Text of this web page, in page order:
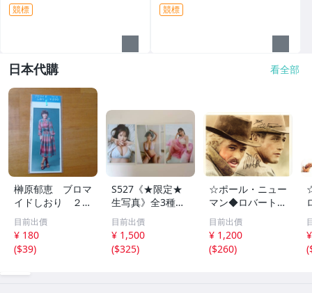
競標 競標
日本代購 看全部
榊原郁恵 ブロマ
イドしおり ２枚
組 レトロ 送料
１１０円 未開封
目前出價
¥ 180
($39)
S527《★限定★
生写真》全3種セ
ット【井口裕香】
FLASH（フラッシ
ュ）2026年8月18
日・25日合併号
目前出價
¥ 1,500
($325)
☆ポール・ニュー
マン◆ロバート・
レッドフォード◆
サイン入り写真◆
30x20㎝☆
目前出價
¥ 1,200
($260)
(